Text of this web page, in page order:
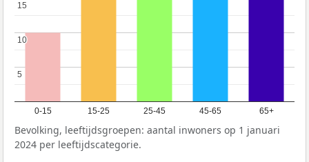
0-15 15-25 25-45 45-65 65+
5
5
10
10
15
15
Bevolking, leeftijdsgroepen: aantal inwoners op 1 januari
2024 per leeftijdscategorie.